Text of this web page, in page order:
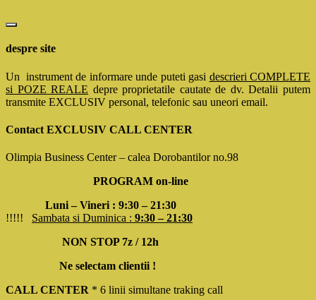
despre site
Un instrument de informare unde puteti gasi descrieri COMPLETE
si POZE REALE depre proprietatile cautate de dv. Detalii putem
transmite EXCLUSIV personal, telefonic sau uneori email.
Contact EXCLUSIV CALL CENTER
Olimpia Business Center – calea Dorobantilor no.98
PROGRAM on-line
Luni – Vineri : 9:30 – 21:30
!!!!! Sambata si Duminica : 9:30 – 21:30
NON STOP 7z / 12h
Ne selectam clientii !
CALL CENTER * 6 linii simultane traking call